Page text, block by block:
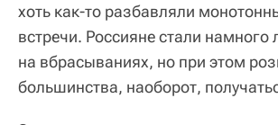
хоть как-то разбавляли
встречи. Россияне стали намного
на вбрасываниях, но при этом
большинства, наоборот,